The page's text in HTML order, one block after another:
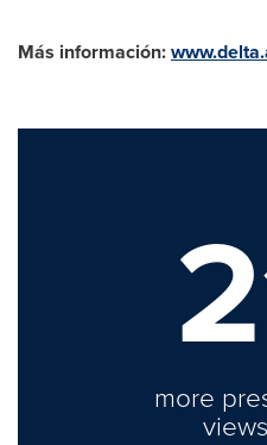
Más información:
more